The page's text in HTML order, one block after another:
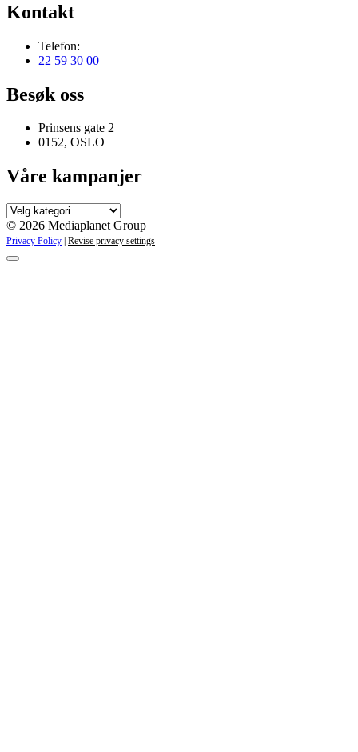
Kontakt
Telefon:
22 59 30 00
Besøk oss
Prinsens gate 2
0152, OSLO
Våre kampanjer
Våre
kampanjer
© 2026 Mediaplanet Group
Privacy Policy Revise privacy settings